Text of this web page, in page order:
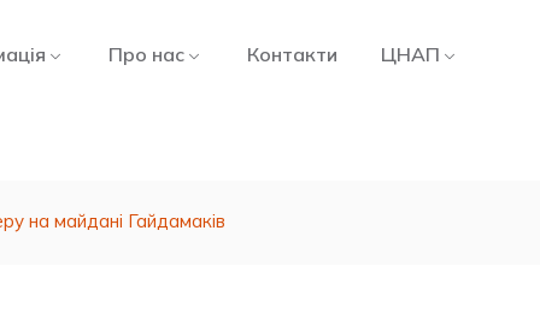
Про нас Контакти ЦНАП
на майдані Гайдамаків